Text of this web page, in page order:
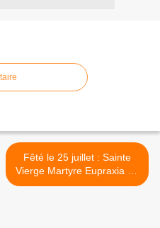
Fêté le 25 juillet : Sainte
Vierge Martyre Eupraxia de
Tabenna >